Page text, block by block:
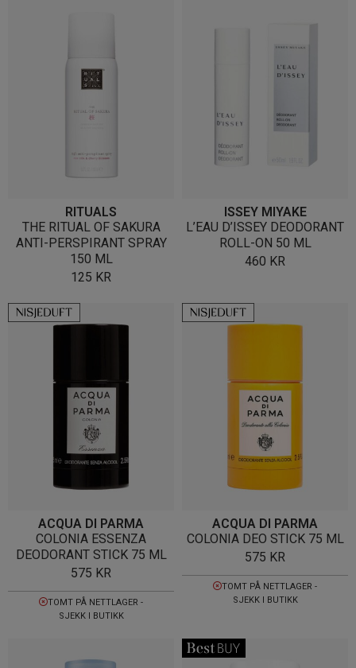
RITUALS
THE RITUAL OF SAKURA
ANTI-PERSPIRANT SPRAY
150 ML
125 KR
ISSEY MIYAKE
L’EAU D’ISSEY DEODORANT
ROLL-ON 50 ML
460 KR
ACQUA DI PARMA
COLONIA ESSENZA
DEODORANT STICK 75 ML
575 KR
TOMT PÅ NETTLAGER -
SJEKK I BUTIKK
ACQUA DI PARMA
COLONIA DEO STICK 75 ML
575 KR
TOMT PÅ NETTLAGER -
SJEKK I BUTIKK